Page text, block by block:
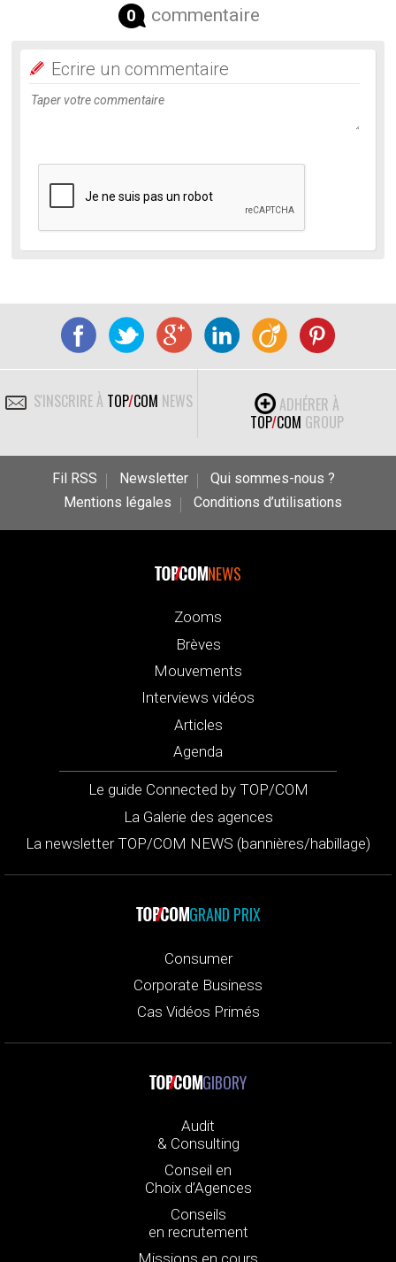
0 commentaire
Ecrire un commentaire
S'INSCRIRE À TOP/COM NEWS
ADHÉRER À
TOP/COM GROUP
Fil RSS Newsletter
Qui sommes-nous ?
Mentions légales
Conditions d’utilisations
NEWS
Zooms
Brèves
Mouvements
Interviews vidéos
Articles
Agenda
Le guide Connected by TOP/COM
La Galerie des agences
La newsletter TOP/COM NEWS (bannières/habillage)
GRAND PRIX
Consumer
Corporate Business
Cas Vidéos Primés
GIBORY
Audit
& Consulting
Conseil en
Choix d’Agences
Conseils
en recrutement